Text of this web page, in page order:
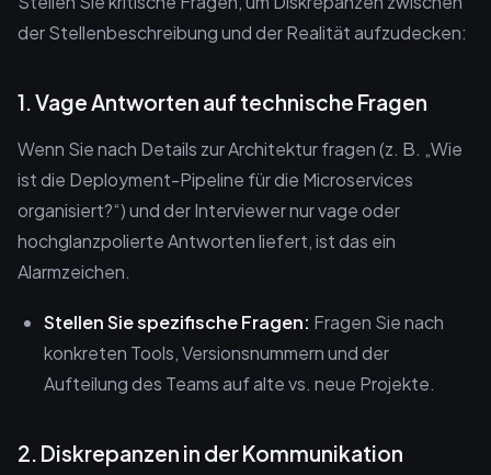
der Stellenbeschreibung und der Realität aufzudecken:
1. Vage Antworten auf technische Fragen
Wenn Sie nach Details zur Architektur fragen (z. B. „Wie
ist die Deployment-Pipeline für die Microservices
organisiert?“) und der Interviewer nur vage oder
hochglanzpolierte Antworten liefert, ist das ein
Alarmzeichen.
Stellen Sie spezifische Fragen: Fragen Sie nach
konkreten Tools, Versionsnummern und der
Aufteilung des Teams auf alte vs. neue Projekte.
2. Diskrepanzen in der Kommunikation